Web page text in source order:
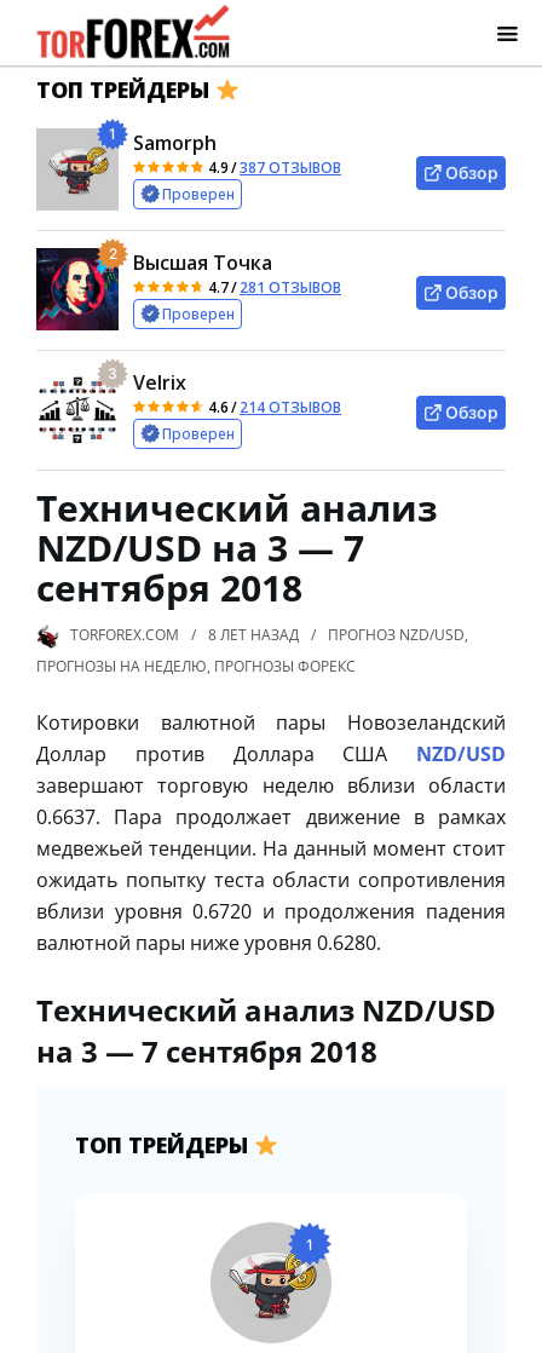
ТОП ТРЕЙДЕРЫ
1 Samorph
4.9/387 ОТЗЫВОВ
Проверен
Обзор
2 Высшая Точка
4.7/281 ОТЗЫВОВ
Проверен
Обзор
3 Velrix
4.6/214 ОТЗЫВОВ
Проверен
Обзор
Технический анализ
NZD/USD на 3 — 7
сентября 2018
TORFOREX.COM 8 ЛЕТ НАЗАД ПРОГНОЗ NZD/USD,
ПРОГНОЗЫ НА НЕДЕЛЮ, ПРОГНОЗЫ ФОРЕКС
Котировки валютной пары Новозеландский
Доллар против Доллара США NZD/USD
завершают торговую неделю вблизи области
0.6637. Пара продолжает движение в рамках
медвежьей тенденции. На данный момент стоит
ожидать попытку теста области сопротивления
вблизи уровня 0.6720 и продолжения падения
валютной пары ниже уровня 0.6280.
Технический анализ NZD/USD
на 3 — 7 сентября 2018
ТОП ТРЕЙДЕРЫ
1